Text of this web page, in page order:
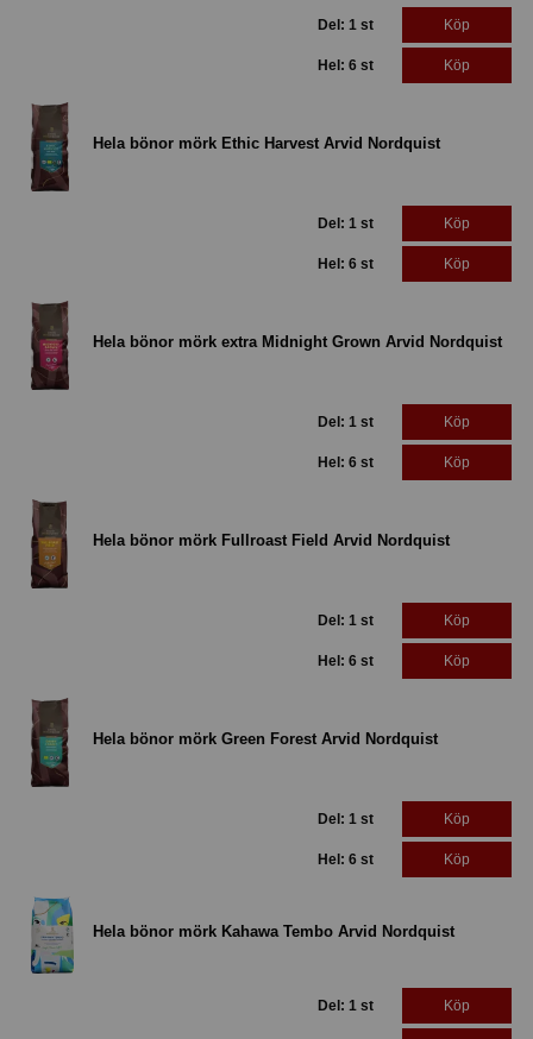
Del: 1 st Köp
Hel: 6 st Köp
Hela bönor mörk Ethic Harvest Arvid Nordquist
Del: 1 st Köp
Hel: 6 st Köp
Hela bönor mörk extra Midnight Grown Arvid Nordquist
Del: 1 st Köp
Hel: 6 st Köp
Hela bönor mörk Fullroast Field Arvid Nordquist
Del: 1 st Köp
Hel: 6 st Köp
Hela bönor mörk Green Forest Arvid Nordquist
Del: 1 st Köp
Hel: 6 st Köp
Hela bönor mörk Kahawa Tembo Arvid Nordquist
Del: 1 st Köp